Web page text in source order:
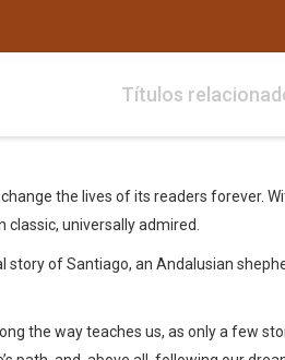
Títulos
the lives of its readers forever.
universally admired.
story of Santiago, an Andalusian
the way teaches us, as only a few